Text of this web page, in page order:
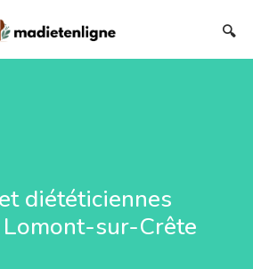
🔍
diététiciennes
sur-Crête